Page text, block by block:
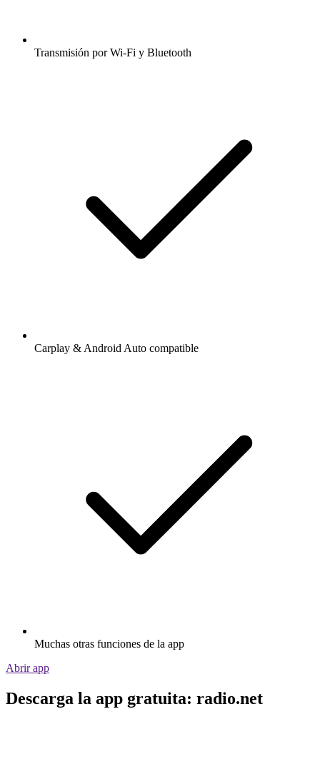
Transmisión por Wi-Fi y Bluetooth
Carplay & Android Auto compatible
Muchas otras funciones de la app
Abrir app
Descarga la app gratuita: radio.net